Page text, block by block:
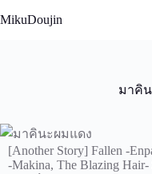
to
MikuDoujin
มาคิ
[Another Story] Fallen -
-Makina, The Blazing Hair-